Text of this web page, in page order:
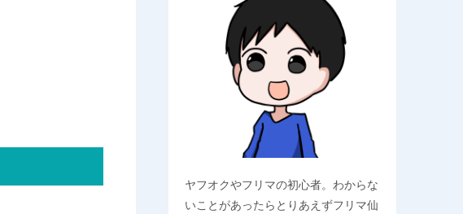
ヤフオクやフリマの初心者。わからな
いことがあったらとりあえずフリマ仙